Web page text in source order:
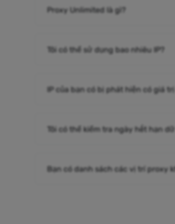
Proxy Unlimited là gì?
Tôi có thể sử dụng bao nhiêu IP?
IP của bạn có bị phát hiện có giá trị
Tôi có thể kiểm tra ngày hết hạn
Bạn có danh sách các vị trí proxy